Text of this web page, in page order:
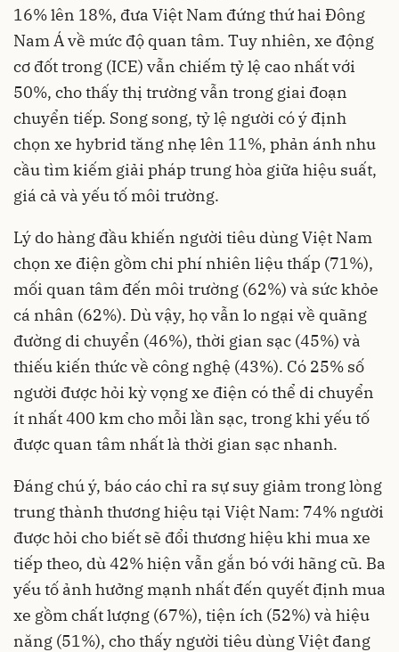
16% lên 18%, đưa Việt Nam đứng thứ hai Đông
Nam Á về mức độ quan tâm. Tuy nhiên, xe động
cơ đốt trong (ICE) vẫn chiếm tỷ lệ cao nhất với
50%, cho thấy thị trường vẫn trong giai đoạn
chuyển tiếp. Song song, tỷ lệ người có ý định
chọn xe hybrid tăng nhẹ lên 11%, phản ánh nhu
cầu tìm kiếm giải pháp trung hòa giữa hiệu suất,
giá cả và yếu tố môi trường.
Lý do hàng đầu khiến người tiêu dùng Việt Nam
chọn xe điện gồm chi phí nhiên liệu thấp (71%),
mối quan tâm đến môi trường (62%) và sức khỏe
cá nhân (62%). Dù vậy, họ vẫn lo ngại về quãng
đường di chuyển (46%), thời gian sạc (45%) và
thiếu kiến thức về công nghệ (43%). Có 25% số
người được hỏi kỳ vọng xe điện có thể di chuyển
ít nhất 400 km cho mỗi lần sạc, trong khi yếu tố
được quan tâm nhất là thời gian sạc nhanh.
Đáng chú ý, báo cáo chỉ ra sự suy giảm trong lòng
trung thành thương hiệu tại Việt Nam: 74% người
được hỏi cho biết sẽ đổi thương hiệu khi mua xe
tiếp theo, dù 42% hiện vẫn gắn bó với hãng cũ. Ba
yếu tố ảnh hưởng mạnh nhất đến quyết định mua
xe gồm chất lượng (67%), tiện ích (52%) và hiệu
năng (51%), cho thấy người tiêu dùng Việt đang